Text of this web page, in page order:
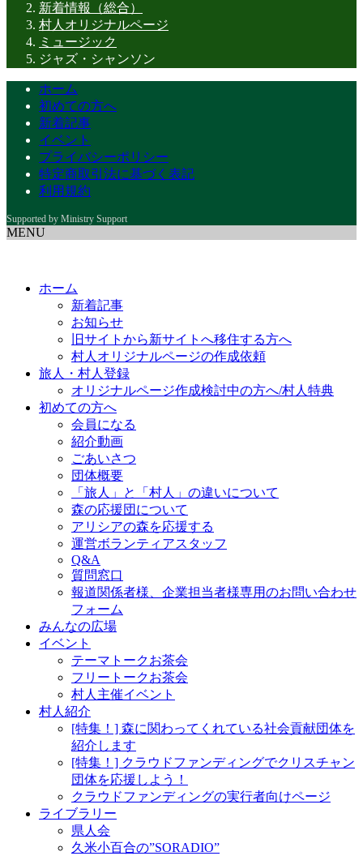
新着情報（総合）
村人オリジナルページ
ミュージック
ジャズ・シャンソン
ホーム
初めての方へ
新着記事
イベント
プライバシーポリシー
特定商取引法に基づく表記
利用規約
MENU
ホーム
新着記事
お知らせ
旧サイトから新サイトへ移住する方へ
村人オリジナルページの作成依頼
旅人・村人登録
オリジナルページ作成検討中の方へ/村人特典
初めての方へ
会員になる
紹介動画
ごあいさつ
団体概要
「旅人」と「村人」の違いについて
森の応援団について
アリシアの森を応援する
運営ボランティアスタッフ
Q&A
質問窓口
報道関係者様、企業担当者様専用のお問い合わせ
フォーム
みんなの広場
イベント
テーマトークお茶会
フリートークお茶会
村人主催イベント
村人紹介
[特集！] 森に関わってくれている社会貢献団体を
紹介します
[特集！] クラウドファンディングでクリスチャン
団体を応援しよう！
クラウドファンディングの実行者向けページ
ライブラリー
県人会
久米小百合の”SORADIO”